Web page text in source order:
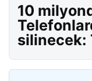
10
silinecek: